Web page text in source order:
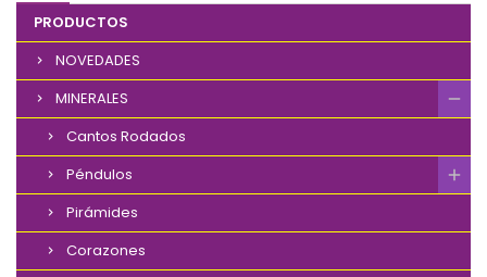
PRODUCTOS
NOVEDADES
MINERALES
Cantos Rodados
Péndulos
Pirámides
Corazones